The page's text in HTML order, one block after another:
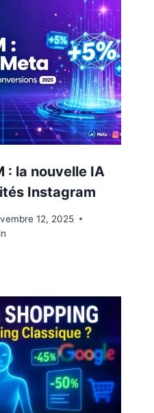
: la nouvelle IA
Instagram
12, 2025